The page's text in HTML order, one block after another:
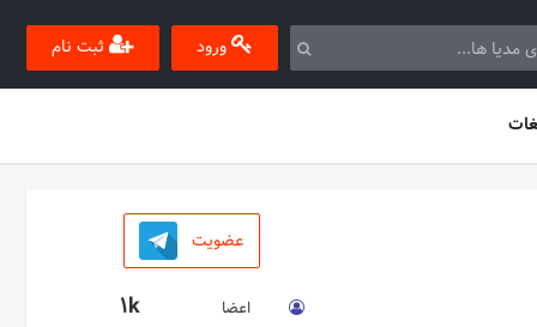
ورود ثبت نام
عضویت
اعضا 1k